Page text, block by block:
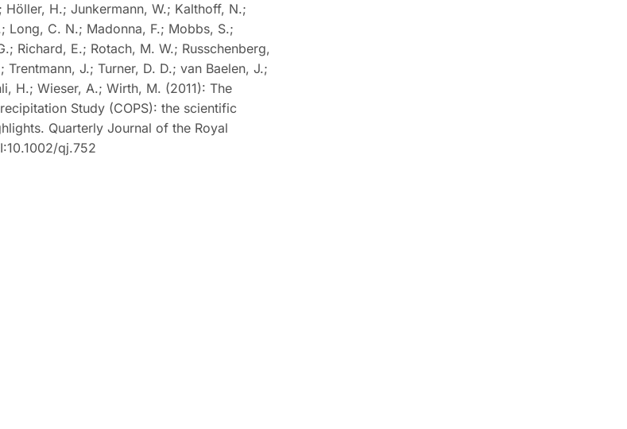
H.; Junkermann, W.; Kalthoff, N.;
Long, C. N.; Madonna, F.; Mobbs, S.;
Richard, E.; Rotach, M. W.; Russchenberg,
J.; Turner, D. D.; van Baelen, J.;
H.; Wieser, A.; Wirth, M. (2011): The
Study (COPS): the scientific
Quarterly Journal of the Royal
qj.752